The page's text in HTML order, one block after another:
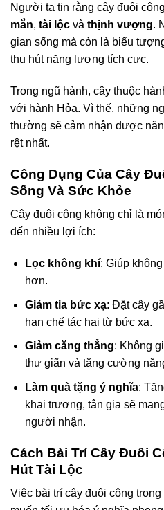
Người ta tin rằng cây đuôi
mắn, tài lộc và thịnh vượng.
gian sống mà còn là biểu
thu hút năng lượng tích cực.
Trong ngũ hành, cây thuộc
với hành Hỏa. Vì thế, những
thường sẽ cảm nhận được
rệt nhất.
Công Dụng Của Cây
Sống Và Sức Khỏe
Cây đuôi công không chỉ là
đến nhiều lợi ích:
Lọc không khí: Giúp
hơn.
Giảm tia bức xạ: Đặt cây
hạn chế tác hại từ bức xạ.
Giảm căng thẳng: Không
thư giãn và tăng cường
Làm quà tặng ý nghĩa:
khai trương, tân gia sẽ
người nhận.
Cách Bài Trí Cây Đuôi
Hút Tài Lộc
Việc bài trí cây đuôi công